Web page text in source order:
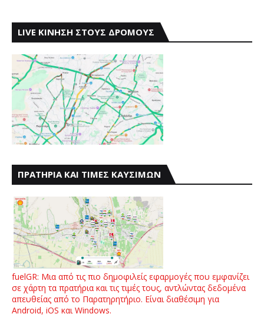
LIVE ΚΙΝΗΣΗ ΣΤΟΥΣ ΔΡΟΜΟΥΣ
ΠΡΑΤΗΡΙΑ ΚΑΙ ΤΙΜΕΣ ΚΑΥΣΙΜΩΝ
fuelGR: Μια από τις πιο δημοφιλείς εφαρμογές που εμφανίζει
σε χάρτη τα πρατήρια και τις τιμές τους, αντλώντας δεδομένα
απευθείας από το Παρατηρητήριο. Είναι διαθέσιμη για
Android, iOS και Windows.